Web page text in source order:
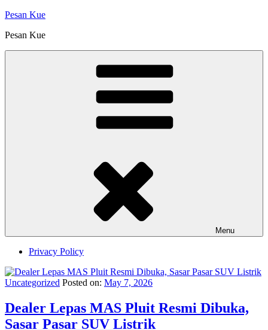
Skip
content
Pesan Kue
Pesan Kue
Menu
Privacy Policy
Uncategorized Posted on: May 7, 2026
Dealer Lepas MAS Pluit Resmi Dibuka,
Sasar Pasar SUV Listrik